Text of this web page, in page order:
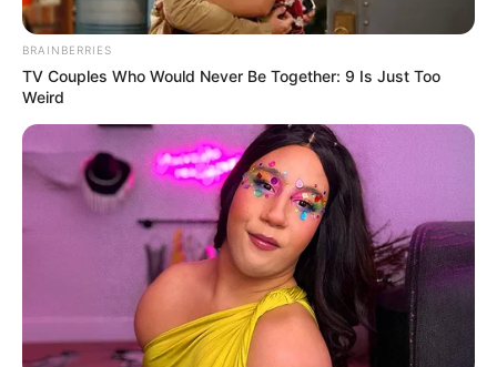
BUZZ DAY
Orthopedist: Very Few Know This Knee Arthritis Trick
FORGE BODY
BRAINBERRIES
TV Couples Who Would Never Be Together: 9 Is Just Too
Weird